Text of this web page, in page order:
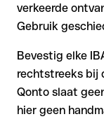
verkeerde
Gebruik
Bevestig elke
rechtstreeks bij
Qonto slaat
hier geen